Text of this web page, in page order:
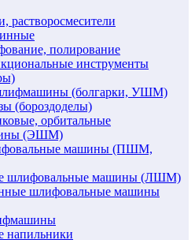
растворосмесители
полирование
инструменты
(болгарки, УШМ)
(бороздоделы)
орбитальные
(ЭШМ)
машины (ПШМ,
шлифовальные машины (ЛШМ)
шлифовальные машины
напильники